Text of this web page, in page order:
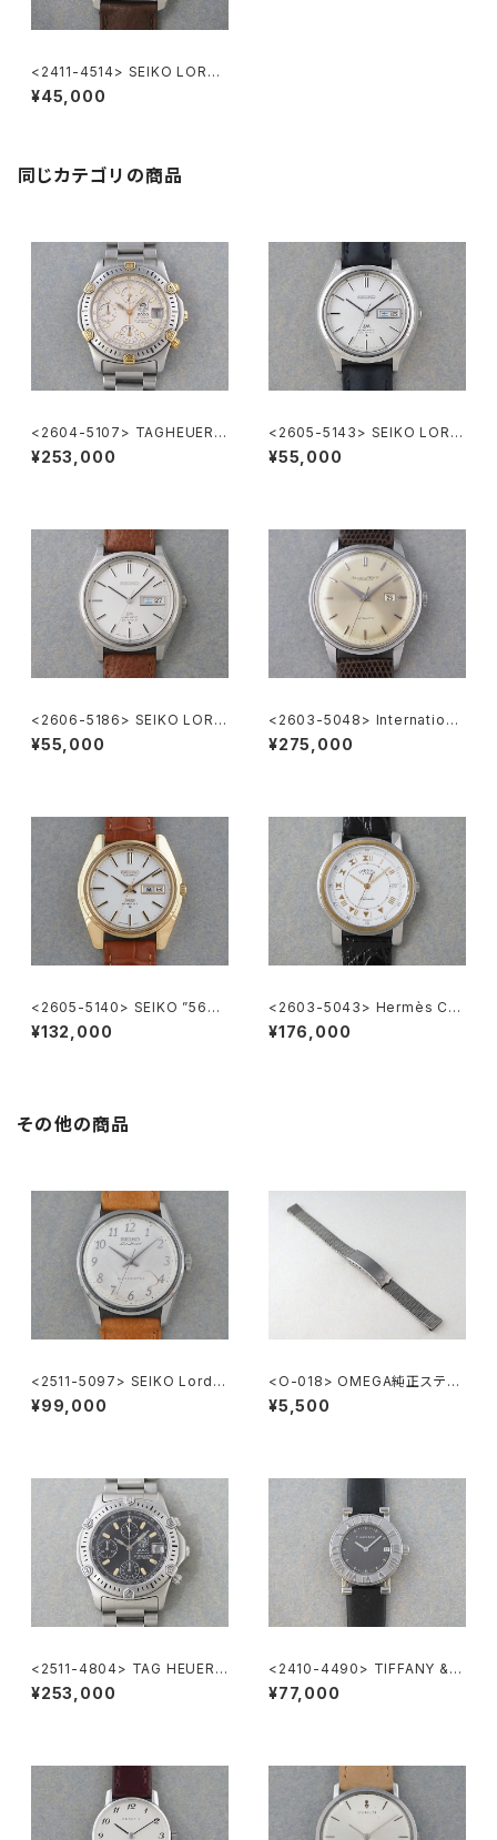
<2411-4514> SEIKO LORD
MATIC
¥45,000
同じカテゴリの商品
<2604-5107> TAGHEUER S
uper 2000 Chronograph
¥253,000
<2605-5143> SEIKO LORD
MATIC
¥55,000
<2606-5186> SEIKO LORD
MATIC
¥55,000
<2603-5048> Internationa
l National Co. Ref.648A
¥275,000
<2605-5140> SEIKO ”56K
S" KING SEIKO
¥132,000
<2603-5043> Hermès Car
rick
¥176,000
その他の商品
<2511-5097> SEIKO Lord
Marvel
¥99,000
<O-018> OMEGA純正ステン
レスメッシュブレスレット 10mm
¥5,500
<2511-4804> TAG HEUER
Super 2000 Chronograph
¥253,000
<2410-4490> TIFFANY & C
o. Atlas
¥77,000